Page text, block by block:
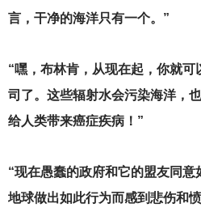
言，干净的海洋只有一个。”
“嘿，布林肯，从现在起，你就
司了。这些辐射水会污染海洋，
给人类带来癌症疾病！”
“现在愚蠢的政府和它的盟友同意
地球做出如此行为而感到悲伤和